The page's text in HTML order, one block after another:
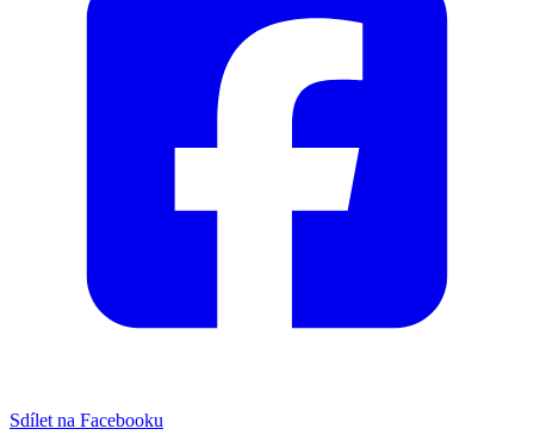
Sdílet na Facebooku